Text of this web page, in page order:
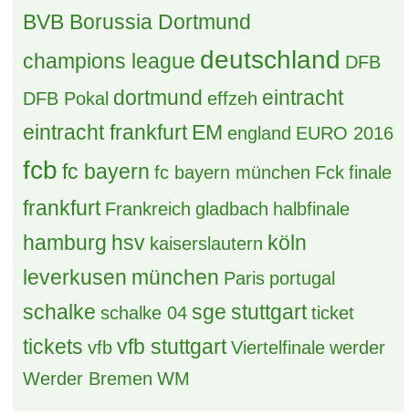
BVB Borussia Dortmund
champions league deutschland DFB
DFB Pokal dortmund effzeh eintracht
eintracht frankfurt EM england EURO 2016
fcb fc bayern fc bayern münchen Fck finale
frankfurt Frankreich gladbach halbfinale
hamburg hsv kaiserslautern köln
leverkusen münchen Paris portugal
schalke schalke 04 sge stuttgart ticket
tickets vfb vfb stuttgart Viertelfinale werder
Werder Bremen WM